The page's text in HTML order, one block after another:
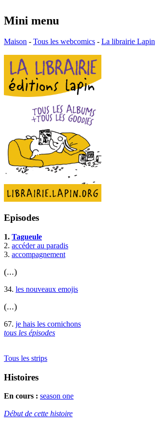
Mini menu
Maison - Tous les webcomics - La librairie Lapin
Episodes
1. Tagueule
2. accéder au paradis
3. accompagnement
(...)
34. les nouveaux emojis
(...)
67. je hais les cornichons
tous les épisodes
Tous les strips
Histoires
En cours : season one
Début de cette histoire